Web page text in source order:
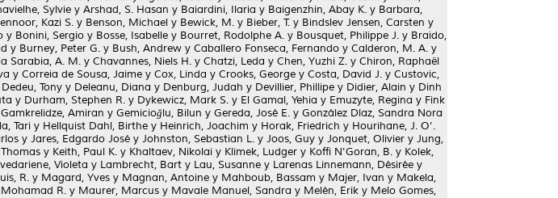
Sylvie y Arshad, S. Hasan y Baiardini, Ilaria y Baigenzhin, Abay K. y Barbara,
Kazi S. y Benson, Michael y Bewick, M. y Bieber, T. y Bindslev Jensen, Carsten y
y Bonini, Sergio y Bosse, Isabelle y Bourret, Rodolphe A. y Bousquet, Philippe J. y Braido,
y Burney, Peter G. y Bush, Andrew y Caballero Fonseca, Fernando y Calderon, M. A. y
Sarabia, A. M. y Chavannes, Niels H. y Chatzi, Leda y Chen, Yuzhi Z. y Chiron, Raphaël
y Correia de Sousa, Jaime y Cox, Linda y Crooks, George y Costa, David J. y Custovic,
Dedeu, Tony y Deleanu, Diana y Denburg, Judah y Devillier, Phillipe y Didier, Alain y Dinh
y Durham, Stephen R. y Dykewicz, Mark S. y El Gamal, Yehia y Emuzyte, Regina y Fink
Gamkrelidze, Amiran y Gemicioğlu, Bilun y Gereda, José E. y González Díaz, Sandra Nora
Tari y Hellquist Dahl, Birthe y Heinrich, Joachim y Horak, Friedrich y Hourihane, J. O’.
y Jares, Edgardo José y Johnston, Sebastian L. y Joos, Guy y Jonquet, Olivier y Jung,
Thomas y Keith, Paul K. y Khaltaev, Nikolai y Klimek, Ludger y Koffi N'Goran, B. y Kolek,
Violeta y Lambrecht, Bart y Lau, Susanne y Larenas Linnemann, Désirée y
R. y Magard, Yves y Magnan, Antoine y Mahboub, Bassam y Majer, Ivan y Makela,
R. y Maurer, Marcus y Mavale Manuel, Sandra y Melén, Erik y Melo Gomes,